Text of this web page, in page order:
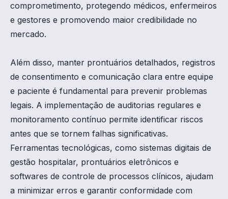
comprometimento, protegendo médicos, enfermeiros
e gestores e promovendo maior credibilidade no
mercado.
Além disso, manter prontuários detalhados, registros
de consentimento e comunicação clara entre equipe
e paciente é fundamental para prevenir problemas
legais. A implementação de auditorias regulares e
monitoramento contínuo permite identificar riscos
antes que se tornem falhas significativas.
Ferramentas tecnológicas, como sistemas digitais de
gestão hospitalar, prontuários eletrônicos e
softwares de controle de processos clínicos, ajudam
a minimizar erros e garantir conformidade com